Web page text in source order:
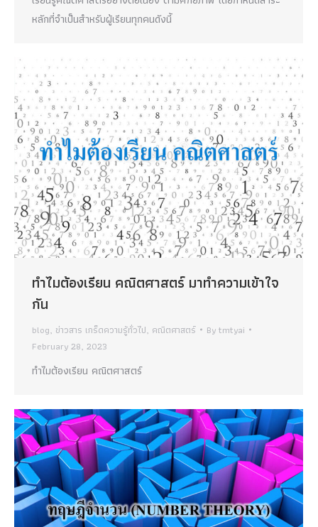
หลักที่จำเป็นสำหรับผู้เรียนทุกคนดังนี้
ทำไมต้องเรียน คณิตศาสตร์ มาทำความเข้าใจ
กัน
blog, ข่าวสาร เกร็ดความรู้ทั่วไป, คณิตศาสตร์ Bytmtyai
February 28, 2023
ทำไมต้องเรียน คณิตศาสตร์